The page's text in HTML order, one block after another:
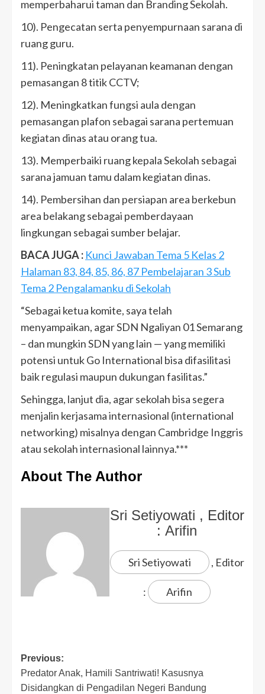
memperbaharui taman dan Branding Sekolah.
10). Pengecatan serta penyempurnaan sarana di
ruang guru.
11). Peningkatan pelayanan keamanan dengan
pemasangan 8 titik CCTV;
12). Meningkatkan fungsi aula dengan
pemasangan plafon sebagai sarana pertemuan
kegiatan dinas atau orang tua.
13). Memperbaiki ruang kepala Sekolah sebagai
sarana jamuan tamu dalam kegiatan dinas.
14). Pembersihan dan persiapan area berkebun
area belakang sebagai pemberdayaan
lingkungan sebagai sumber belajar.
BACA JUGA : Kunci Jawaban Tema 5 Kelas 2
Halaman 83, 84, 85, 86, 87 Pembelajaran 3 Sub
Tema 2 Pengalamanku di Sekolah
“Sebagai ketua komite, saya telah
menyampaikan, agar SDN Ngaliyan 01 Semarang
– dan mungkin SDN yang lain — yang memiliki
potensi untuk Go International bisa difasilitasi
baik regulasi maupun dukungan fasilitas.”
Sehingga, lanjut dia, agar sekolah bisa segera
menjalin kerjasama internasional (international
networking) misalnya dengan Cambridge Inggris
atau sekolah internasional lainnya.***
About The Author
Sri Setiyowati , Editor
: Arifin
Sri Setiyowati , Editor
: Arifin
Previous:
Predator Anak, Hamili Santriwati! Kasusnya
Disidangkan di Pengadilan Negeri Bandung